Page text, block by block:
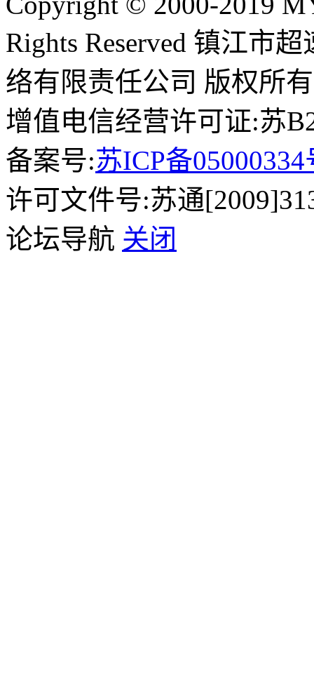
Rights Reserved 镇江市
络有限责任公司 版权所有
增值电信经营许可证:苏
备案号:苏ICP备05000334
许可文件号:苏通
论坛导航 关闭